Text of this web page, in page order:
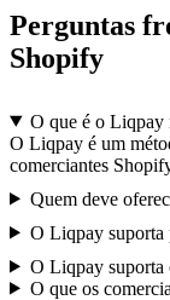
Perguntas
Shopify
O que é o Liqpay
O Liqpay é um
comerciantes
Quem deve
O Liqpay suporta
O Liqpay suporta
O que os